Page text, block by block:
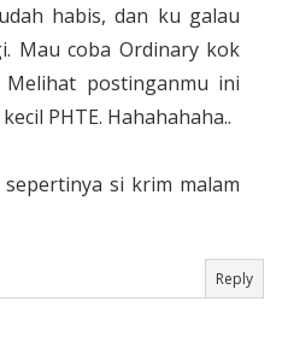
habis, dan ku galau
Mau coba Ordinary kok
Melihat postinganmu ini
PHTE. Hahahahaha..
si krim malam
Reply